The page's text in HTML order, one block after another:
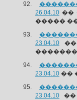
26.04.10 ��
�����
23.04.10 ��
23.04.10 ��
23.04.10 ��